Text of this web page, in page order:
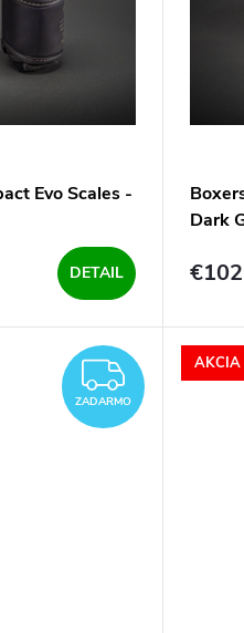
Evo Scales -
DETAIL
Dark
ZADARMO
AKCIA